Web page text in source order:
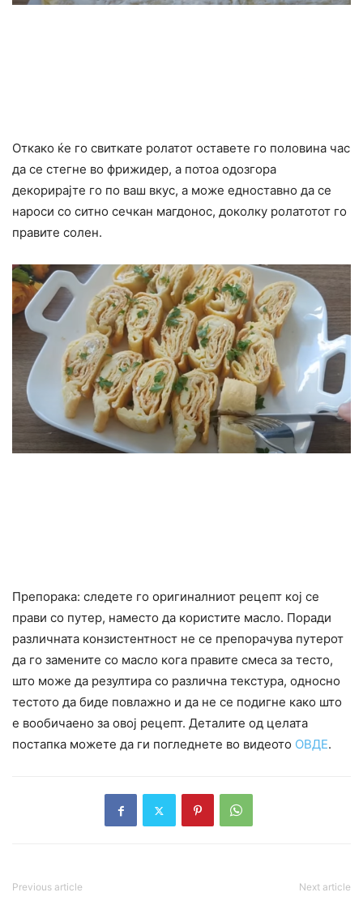
Откако ќе го свиткате ролатот оставете го половина час
да се стегне во фрижидер, а потоа одозгора
декорирајте го по ваш вкус, а може едноставно да се
нароси со ситно сечкан магдонос, доколку ролатотот го
правите солен.
Препорака: следете го оригиналниот рецепт кој се
прави со путер, наместо да користите масло. Поради
различната конзистентност не се препорачува путерот
да го замените со масло кога правите смеса за тесто,
што може да резултира со различна текстура, односно
тестото да биде повлажно и да не се подигне како што
е вообичаено за овој рецепт. Деталите од целата
постапка можете да ги погледнете во видеото ОВДЕ.
Previous article Next article